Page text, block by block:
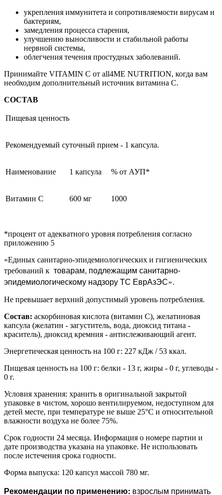
укрепления иммунитета и сопротивляемости вирусам и
бактериям,
замедления процесса старения,
улучшению выносливости и стабильной работы
нервной системы,
облегчения течения простудных заболеваний.
Принимайте VITAMIN C от all4ME NUTRITION, когда вам
необходим дополнительный источник витамина C.
СОСТАВ
Пищевая ценность
Рекомендуемый суточный прием - 1 капсула.
Наименование 1 капсула % от АУП*
Витамин С 600 мг 1000
*процент от адекватного уровня потребления согласно
приложению 5
«Единых санитарно-эпидемиологических и гигиенических
требований к товарам, подлежащим санитарно-
эпидемиологическому надзору ТС ЕврАзЭС».
Не превышает верхний допустимый уровень потребления.
Состав: аскорбиновая кислота (витамин С), желатиновая
капсула (желатин - загуститель, вода, диоксид титана -
краситель), диоксид кремния - антислеживающий агент.
Энергетическая ценность на 100 г: 227 кДж / 53 ккал.
Пищевая ценность на 100 г: белки - 13 г, жиры - 0 г, углеводы -
0 г.
Условия хранения: хранить в оригинальной закрытой
упаковке в чистом, хорошо вентилируемом, недоступном для
детей месте, при температуре не выше 25°C и относительной
влажности воздуха не более 75%.
Срок годности 24 месяца. Информация о номере партии и
дате производства указана на упаковке. Не использовать
после истечения срока годности.
Форма выпуска: 120 капсул массой 780 мг.
Рекомендации по применению: взрослым принимать